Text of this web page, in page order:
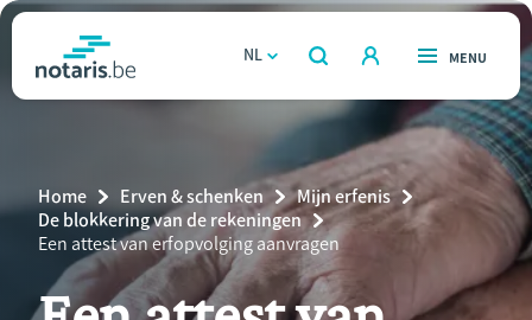
Overslaan
naar
gaan
notaris.behomepage
NL
OPEN
ZOEKEN
OPEN
MENU
Relatie & samenleven
Erven & schenken
Breadcrumb
Home Erven & schenken
Mijn erfenis
De blokkering van de rekeningen
Current
Page:
Een attest van erfopvolging aanvragen